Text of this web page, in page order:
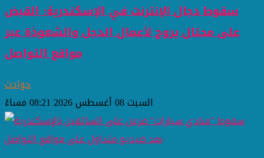
سقوط دجال الإنترنت في الإسكندرية: القبض
على محتال يروج لأعمال الدجل والشعوذة عبر
مواقع التواصل
حوادث
السبت 08 أغسطس 2026 08:21 مساءً